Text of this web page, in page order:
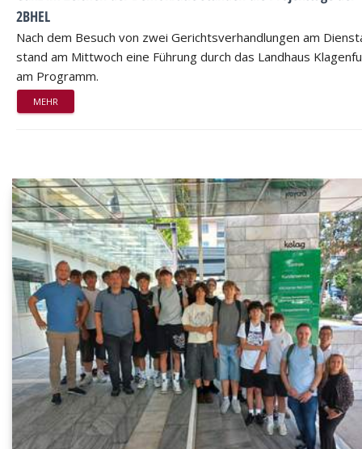
2BHEL
Nach dem Besuch von zwei Gerichtsverhandlungen am
stand am Mittwoch eine Führung durch das Landhaus
am Programm.
MEHR